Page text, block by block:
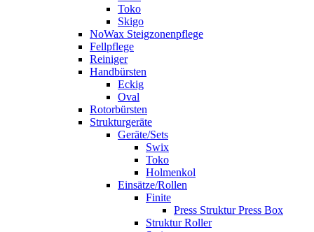
Toko
Skigo
NoWax Steigzonenpflege
Fellpflege
Reiniger
Handbürsten
Eckig
Oval
Rotorbürsten
Strukturgeräte
Geräte/Sets
Swix
Toko
Holmenkol
Einsätze/Rollen
Finite
Press Struktur Press Box
Struktur Roller